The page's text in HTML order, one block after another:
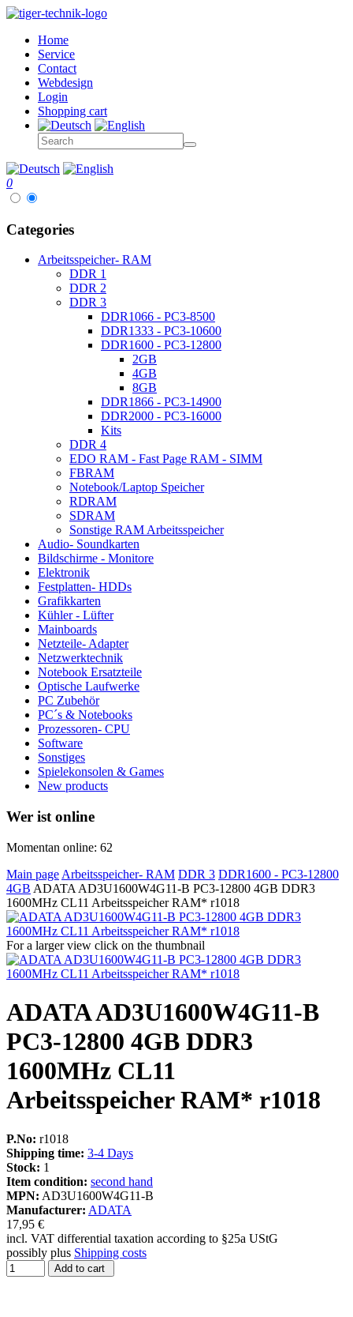
Home
Service
Contact
Webdesign
Login
Shopping cart
0
Categories
Arbeitsspeicher- RAM
DDR 1
DDR 2
DDR 3
DDR1066 - PC3-8500
DDR1333 - PC3-10600
DDR1600 - PC3-12800
2GB
4GB
8GB
DDR1866 - PC3-14900
DDR2000 - PC3-16000
Kits
DDR 4
EDO RAM - Fast Page RAM - SIMM
FBRAM
Notebook/Laptop Speicher
RDRAM
SDRAM
Sonstige RAM Arbeitsspeicher
Audio- Soundkarten
Bildschirme - Monitore
Elektronik
Festplatten- HDDs
Grafikkarten
Kühler - Lüfter
Mainboards
Netzteile- Adapter
Netzwerktechnik
Notebook Ersatzteile
Optische Laufwerke
PC Zubehör
PC´s & Notebooks
Prozessoren- CPU
Software
Sonstiges
Spielekonsolen & Games
New products
Wer ist online
Momentan online: 62
Main page Arbeitsspeicher- RAM DDR 3 DDR1600 - PC3-12800
4GB ADATA AD3U1600W4G11-B PC3-12800 4GB DDR3
1600MHz CL11 Arbeitsspeicher RAM* r1018
For a larger view click on the thumbnail
ADATA AD3U1600W4G11-B
PC3-12800 4GB DDR3
1600MHz CL11
Arbeitsspeicher RAM* r1018
P.No: r1018
Shipping time: 3-4 Days
Stock: 1
Item condition: second hand
MPN: AD3U1600W4G11-B
Manufacturer: ADATA
17,95 €
incl. VAT differential taxation according to §25a UStG
possibly plus Shipping costs
Add to cart